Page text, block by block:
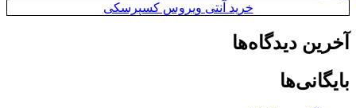
خرید آنتی ویروس کسپرسکی
آخرین دیدگاه‌ها
بایگانی‌ها